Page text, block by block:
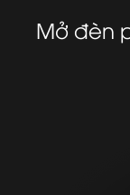
Mở đèn